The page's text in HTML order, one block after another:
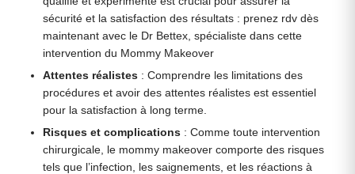
sécurité et la satisfaction des résultats : prenez rdv dès
maintenant avec le Dr Bettex, spécialiste dans cette
intervention du Mommy Makeover
Attentes réalistes : Comprendre les limitations des
procédures et avoir des attentes réalistes est essentiel
pour la satisfaction à long terme.
Risques et complications : Comme toute intervention
chirurgicale, le mommy makeover comporte des risques
tels que l’infection, les saignements, et les réactions à